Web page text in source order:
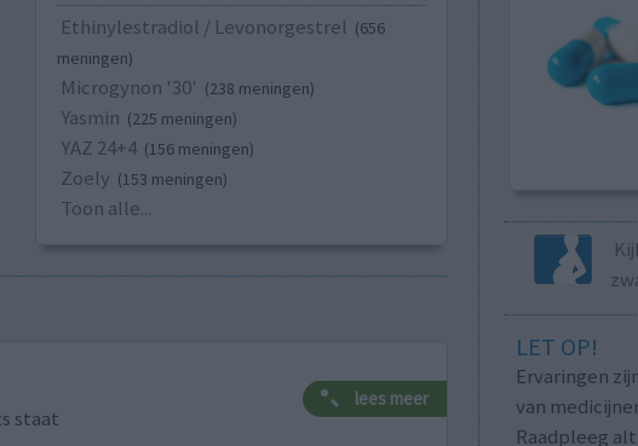
Ethinylestradiol / Levonorgestrel (656
meningen)
Microgynon '30' (238 meningen)
Yasmin (225 meningen)
YAZ 24+4 (156 meningen)
Zoely (153 meningen)
Toon alle...
staat
lees meer
LET OP!
Ervaringen
van
Raadpleeg